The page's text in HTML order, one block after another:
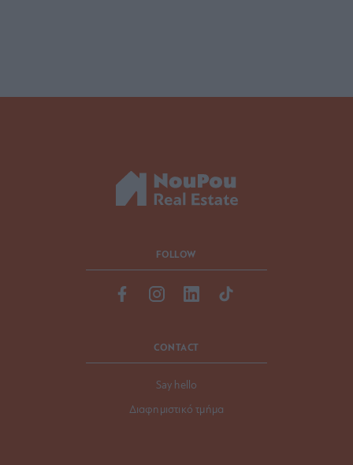
FOLLOW
CONTACT
Say hello
Διαφημιστικό τμήμα